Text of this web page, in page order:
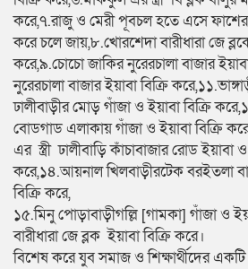
করে,৭.রাজু ও মেরী পূবচল হতে এসে
করে চলে জায়,৮.খোরশেদা বারীধারা জে
করে,৯.চোচো জাকির নুরেরচালা বাজার
নুরেরচালা বাজার ইয়াবা বিক্রি
ঢালীবাড়ীর মোড় গাঁজা ও ইয়াবা বিক্রি
বোডগাড এলাকায় গাঁজা ও ইয়াবা বিক্রি
এর স্ত্রী ঢালীবাড়ি কাঁচাবাজার রোড ইয়াবা
করে,১৪.আয়নাল খিলবাড়ীরটেক বরইতলা
বিক্রি করে,
১৫.মিনু পোড়াবাড়ীগল্লি [গামকা] গাঁজা ও
বারীধারা জে ব্লক ইয়াবা বিক্রি করে।
বিশেষ করে যুব সমাজ ও শিক্ষার্থীদের